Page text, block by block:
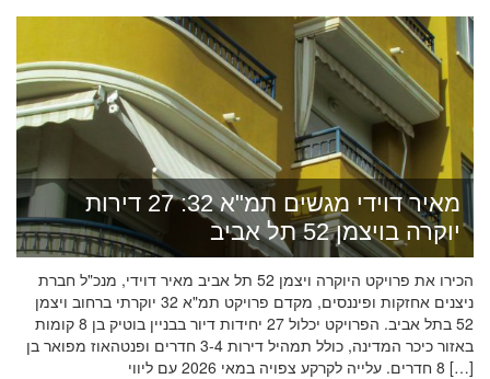
מאיר דוידי מגשים תמ"א 32: 27 דירות
יוקרה בויצמן 52 תל אביב
הכירו את פרויקט היוקרה ויצמן 52 תל אביב מאיר דוידי, מנכ"ל חברת
ניצנים אחזקות ופיננסים, מקדם פרויקט תמ"א 32 יוקרתי ברחוב ויצמן
52 בתל אביב. הפרויקט יכלול 27 יחידות דיור בבניין בוטיק בן 8 קומות
באזור כיכר המדינה, כולל תמהיל דירות 3-4 חדרים ופנטהאוז מפואר בן
8 חדרים. עלייה לקרקע צפויה במאי 2026 עם ליווי […]